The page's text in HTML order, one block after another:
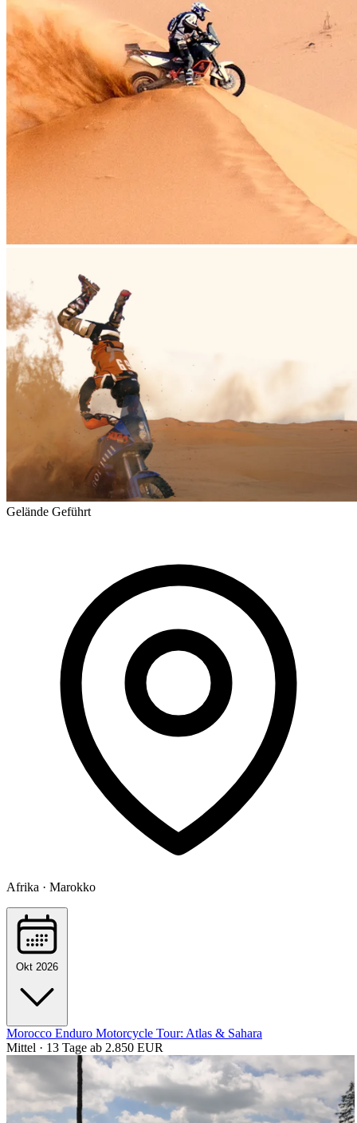
Gelände Geführt
Afrika · Marokko
Okt 2026
Morocco Enduro Motorcycle Tour: Atlas & Sahara
Mittel · 13 Tage ab 2.850 EUR